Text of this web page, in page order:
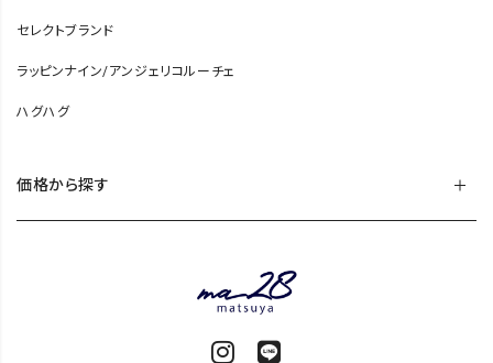
セレクトブランド
ラッピンナイン/アンジェリコルーチェ
ハグハグ
価格から探す